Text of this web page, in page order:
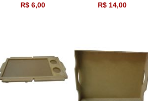
R$ 6,00 R$ 14,00